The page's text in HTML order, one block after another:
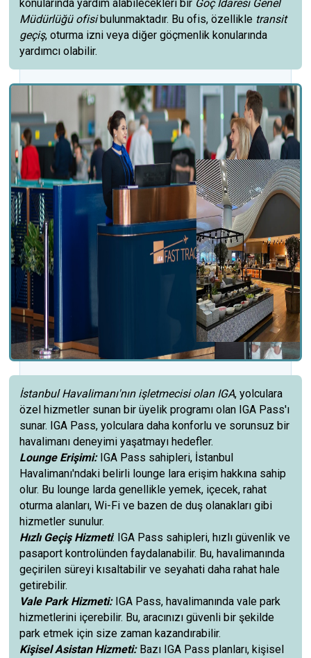
konularında yardım alabilecekleri bir Göç İdaresi Genel
Müdürlüğü ofisibulunmaktadır. Bu ofis, özellikle transit
geçiş, oturma izni veya diğer göçmenlik konularında
yardımcı olabilir.
İstanbul Havalimanı'nın işletmecisi olan IGA, yolculara
özel hizmetler sunan bir üyelik programı olan IGA Pass'ı
sunar. IGA Pass, yolculara daha konforlu ve sorunsuz bir
havalimanı deneyimi yaşatmayı hedefler.
Lounge Erişimi:IGA Pass sahipleri, İstanbul
Havalimanı'ndaki belirli lounge lara erişim hakkına sahip
olur. Bu lounge larda genellikle yemek, içecek, rahat
oturma alanları, Wi-Fi ve bazen de duş olanakları gibi
hizmetler sunulur.
Hızlı Geçiş Hizmeti: IGA Pass sahipleri, hızlı güvenlik ve
pasaport kontrolünden faydalanabilir. Bu, havalimanında
geçirilen süreyi kısaltabilir ve seyahati daha rahat hale
getirebilir.
Vale Park Hizmeti:IGA Pass, havalimanında vale park
hizmetlerini içerebilir. Bu, aracınızı güvenli bir şekilde
park etmek için size zaman kazandırabilir.
Kişisel Asistan Hizmeti:Bazı IGA Pass planları, kişisel